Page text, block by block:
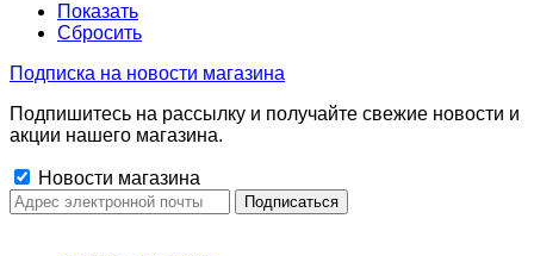
Показать
Сбросить
Подписка на новости магазина
Подпишитесь на рассылку и получайте свежие новости и
акции нашего магазина.
Новости магазина